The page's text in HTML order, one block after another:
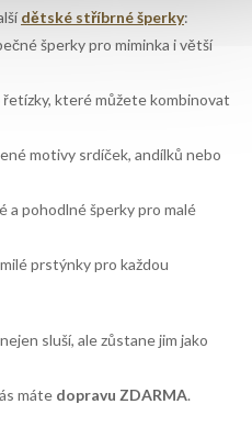
dětské stříbrné šperky:
šperky pro miminka i větší
které můžete kombinovat
motivy srdíček, andílků nebo
a pohodlné šperky pro malé
prstýnky pro každou
sluší, ale zůstane jim jako
máte dopravu ZDARMA.